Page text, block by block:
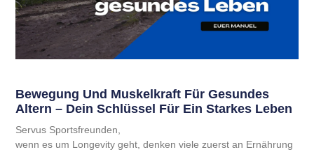
Bewegung Und Muskelkraft Für Gesundes
Altern – Dein Schlüssel Für Ein Starkes Leben
Servus Sportsfreunden,
wenn es um Longevity geht, denken viele zuerst an Ernährung